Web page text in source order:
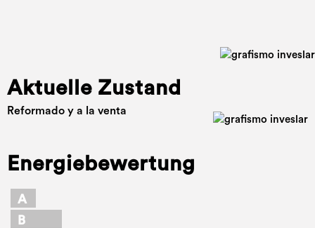
Aktuelle Zustand
Reformado y a la venta
Energiebewertung
A
B